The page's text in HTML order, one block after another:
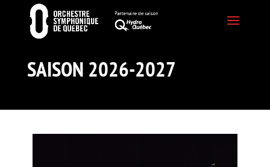
SAISON 2026-2027